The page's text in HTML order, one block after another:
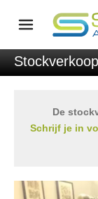
De
Schrijf je in